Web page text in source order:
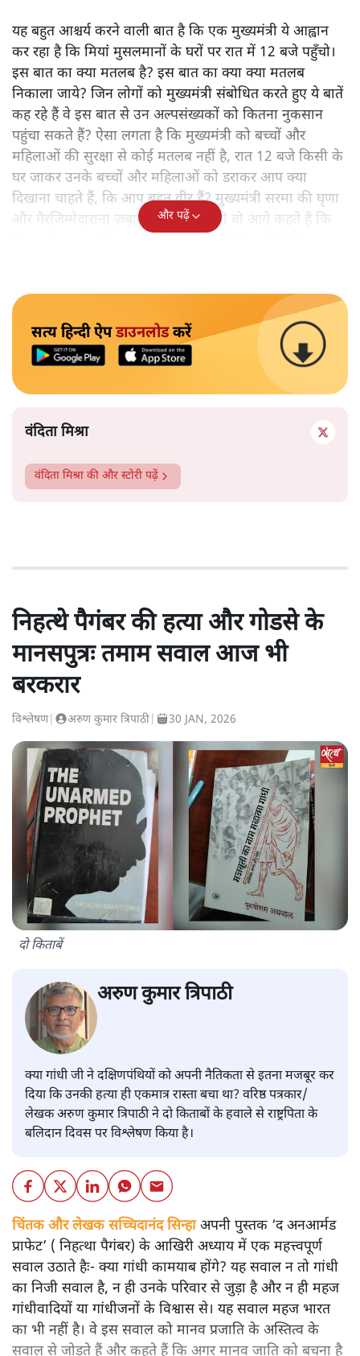
यह बहुत आश्चर्य करने वाली बात है कि एक मुख्यमंत्री ये आह्वान
कर रहा है कि मियांं मुसलमानों के घरों पर रात में 12 बजे पहुँचो।
इस बात का क्या मतलब है? इस बात का क्या क्या मतलब
निकाला जाये? जिन लोगों को मुख्यमंत्री संबोधित करते हुए ये बातें
कह रहे हैं वे इस बात से उन अल्पसंख्यकों को कितना नुकसान
पहुंचा सकते हैं? ऐसा लगता है कि मुख्यमंत्री को बच्चों और
महिलाओं की सुरक्षा से कोई मतलब नहीं है, रात 12 बजे किसी के
घर जाकर उनके बच्चों और महिलाओं को डराकर आप क्या
दिखाना चाहते हैं, कि आप बहुत वीर हैं? मुख्यमंत्री सरमा की घृणा
और गैरजिम्मेदाराना ज़बान यहीं नहीं रुकती वो आगे कहते हैं कि
और पढ़ें
सत्य हिन्दी ऐपडाउनलोडकरें
वंदिता मिश्रा
वंदिता मिश्रा की और स्टोरी पढ़ें
निहत्थे पैगंबर की हत्या और गोडसे के
मानसपुत्रः तमाम सवाल आज भी
बरकरार
विश्लेषण| अरुण कुमार त्रिपाठी 30 JAN, 2026
दो किताबें
अरुण कुमार त्रिपाठी
क्या गांधी जी ने दक्षिणपंथियों को अपनी नैतिकता से इतना मजबूर कर
दिया कि उनकी हत्या ही एकमात्र रास्ता बचा था? वरिष्ठ पत्रकार/
लेखक अरुण कुमार त्रिपाठी ने दो किताबों के हवाले से राष्ट्रपिता के
बलिदान दिवस पर विश्लेषण किया है।
चिंतक और लेखक सच्चिदानंद सिन्हाअपनी पुस्तक ‘द अनआर्मड
प्राफेट’ ( निहत्था पैगंबर) के आखिरी अध्याय में एक महत्त्वपूर्ण
सवाल उठाते हैः- क्या गांधी कामयाब होंगे? यह सवाल न तो गांधी
का निजी सवाल है, न ही उनके परिवार से जुड़ा है और न ही महज
गांधीवादियों या गांधीजनों के विश्वास से। यह सवाल महज भारत
का भी नहीं है। वे इस सवाल को मानव प्रजाति के अस्तित्व के
सवाल से जोड़ते हैं और कहते हैं कि अगर मानव जाति को बचना है